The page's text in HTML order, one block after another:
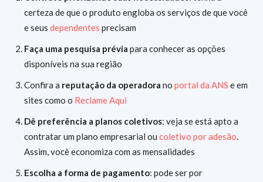
certeza de que o produto engloba os serviços de que você
e seus dependentes precisam
Faça uma pesquisa prévia para conhecer as opções
disponíveis na sua região
Confira a reputação da operadora no portal da ANS e em
sites como o Reclame Aqui
Dê preferência a planos coletivos: veja se está apto a
contratar um plano empresarial ou coletivo por adesão.
Assim, você economiza com as mensalidades
Escolha a forma de pagamento: pode ser por